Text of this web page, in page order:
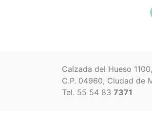
Calzada del Hueso
C.P. 04960, Ciudad de
Tel. 55 54 83 7371